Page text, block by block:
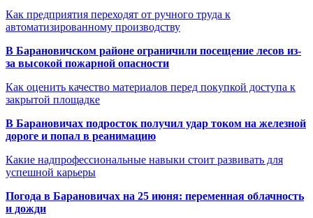
Как предприятия переходят от ручного труда к
автоматизированному производству
В Барановичском районе ограничили посещение лесов из-
за высокой пожарной опасности
Как оценить качество материалов перед покупкой доступа к
закрытой площадке
В Барановичах подросток получил удар током на железной
дороге и попал в реанимацию
Какие надпрофессиональные навыки стоит развивать для
успешной карьеры
Погода в Барановичах на 25 июня: переменная облачность
и дожди